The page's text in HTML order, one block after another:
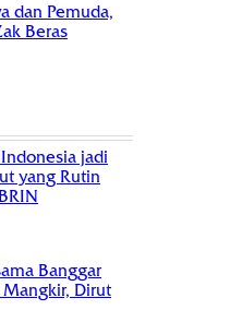
dan Pemuda,
Beras
jadi
yang Rutin
Banggar
Mangkir, Dirut